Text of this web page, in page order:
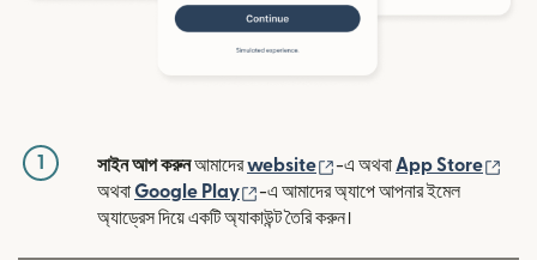
1 সাইন আপ করুনআমাদেরwebsite (নতুন উইন্ডোতে খুলবে)
-এ অথবাApp Store
অথবাGoogle Play (নতুন উইন্ডোতে খুলবে)
-এ আমাদের অ্যাপে আপনার ইমেল
অ্যাড্রেস দিয়ে একটি অ্যাকাউন্ট তৈরি করুন।